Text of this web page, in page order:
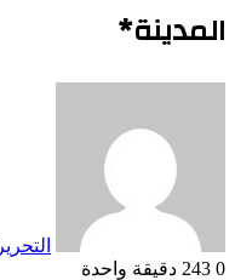
المدينة*
التحرير
0
دقيقة واحدة